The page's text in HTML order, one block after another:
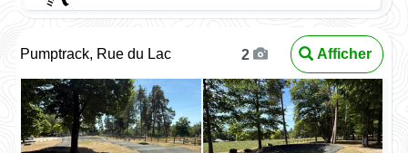
Pumptrack, Rue du Lac 2 Afficher